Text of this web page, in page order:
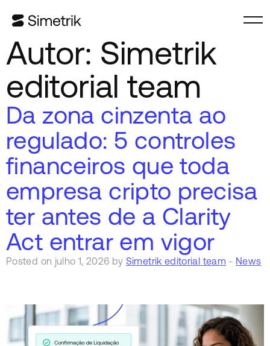
Autor: Simetrik
editorial team
Da zona cinzenta ao
regulado: 5 controles
financeiros que toda
empresa cripto precisa
ter antes de a Clarity
Act entrar em vigor
Posted on julho 1, 2026 by Simetrik editorial team - News